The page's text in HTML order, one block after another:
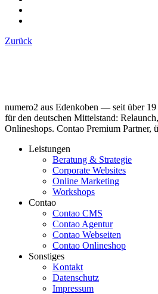
Zurück
numero2 aus Edenkoben — seit über
für den deutschen Mittelstand:
Onlineshops. Contao Premium Partner,
Leistungen
Beratung & Strategie
Corporate Websites
Online Marketing
Workshops
Contao
Contao CMS
Contao Agentur
Contao Webseiten
Contao Onlineshop
Sonstiges
Kontakt
Datenschutz
Impressum